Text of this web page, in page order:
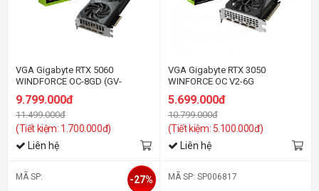
VGA Gigabyte RTX 5060
WINDFORCE OC-8GD (GV-
N5060WF2OC-8GD)
9.799.000đ
11.499.000đ
(Tiết kiệm: 1.700.000đ)
Liên hệ
VGA Gigabyte RTX 3050
WINFORCE OC V2-6G
5.699.000đ
10.799.000đ
(Tiết kiệm: 5.100.000đ)
Liên hệ
MÃ SP: -27% MÃ SP: SP006817